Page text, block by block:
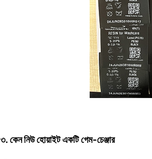
৩. কেন নিউ হোয়াইট একটি গেম-চেঞ্জার